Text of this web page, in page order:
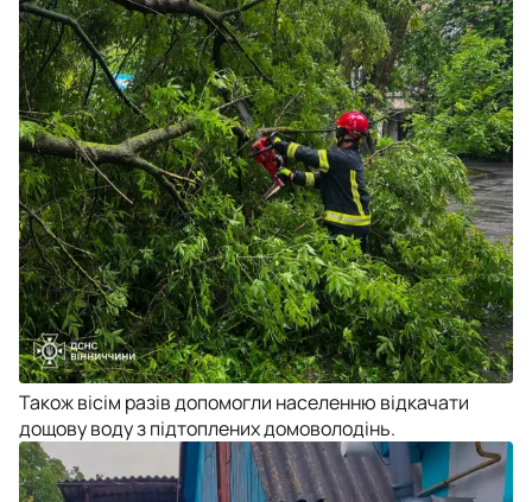
Також вісім разів допомогли населенню відкачати
дощову воду з підтоплених домоволодінь.